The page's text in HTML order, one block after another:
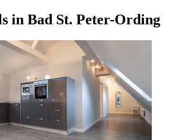
in Bad St. Peter-Ording